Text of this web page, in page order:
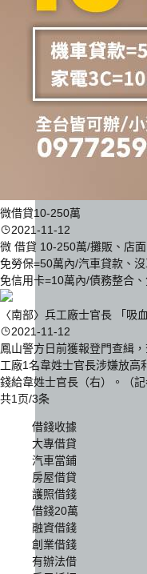
微借貸10-250萬
2021-11-12
微 借貸 10-250萬/攤販、店
免勞保=50萬內/汽車貸款、
免信用卡=10萬內/債務整合
〈南部〉兵工廠士官長 「吸
2021-11-12
鳳山警方日前獲報登門查緝
工廠1名韋姓士官長涉嫌放高
錢給韋姓士官長（右）。（記
共1页/3条
借錢收據
大專借貸
汽車當鋪
房屋借貸
護照借錢
借錢20萬
融資借錢
創業借錢
有辦法借